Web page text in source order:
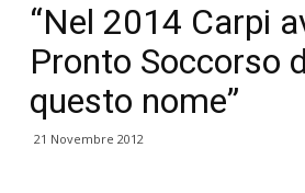
“Nel 2014 Carpi
Pronto Soccorso
questo nome”
21 Novembre 2012